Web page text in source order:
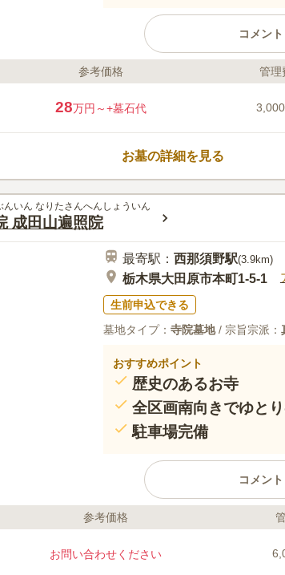
コメン
ライフドット編集部のコメント
かな陽射しが墓域内を
ながら、穏やかな気持
ある広さの区画なので、
るお墓を建立したい方で
墓参りの前後にスポー
この霊園はまだ誰からも評価され
参考価格 管理
28万円～+墓石代
お墓の詳細を見る
いん なりたさんへんしょういん
成田山遍照院
最寄駅： 西那須野駅(3.9km)
栃木県大田原市本町1-5-1
生前申込できる
墓地タイプ： 寺院墓地/ 宗旨宗派：
おすすめポイント
歴史のあるお寺
全区画南向きでゆと
駐車場完備
コメン
ライフドット編集部のコメント
清々しい風にそよぐ葉擦
参考価格
お問い合わせください